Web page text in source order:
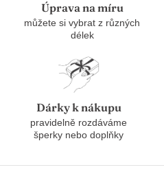
Úprava na míru
můžete si vybrat z různých
délek
Dárky k nákupu
pravidelně rozdáváme
šperky nebo doplňky